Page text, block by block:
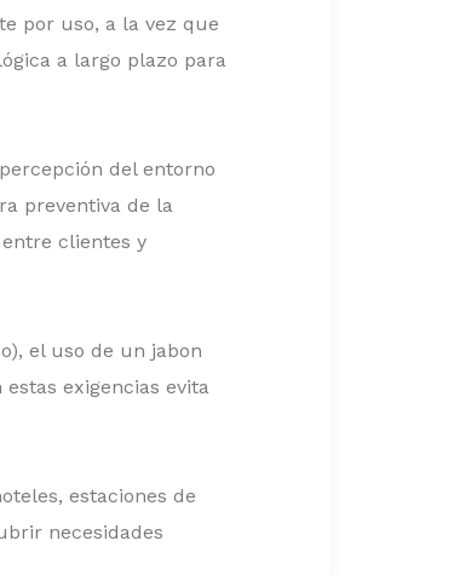
por uso, a la vez que
a largo plazo para
del entorno
preventiva de la
clientes y
el uso de un jabon
exigencias evita
estaciones de
necesidades